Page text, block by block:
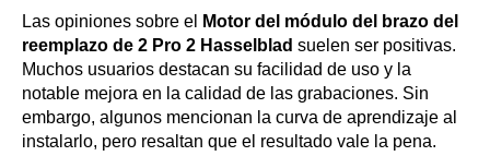
Las opiniones sobre el
Motor del módulo del brazo del
reemplazo de 2 Pro 2 Hasselblad suelen ser positivas.
Muchos usuarios destacan su facilidad de uso y la
notable mejora en la calidad de las grabaciones. Sin
embargo, algunos mencionan la curva de aprendizaje al
instalarlo, pero resaltan que el resultado vale la pena.